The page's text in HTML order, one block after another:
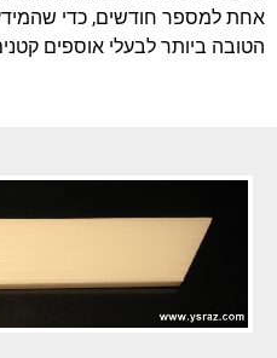
אחת למספר חודשים, כדי
הטובה ביותר לבעלי אוספים